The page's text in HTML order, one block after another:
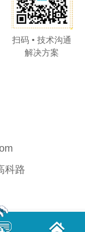
科路
扫码 • 技术沟通
解决方案